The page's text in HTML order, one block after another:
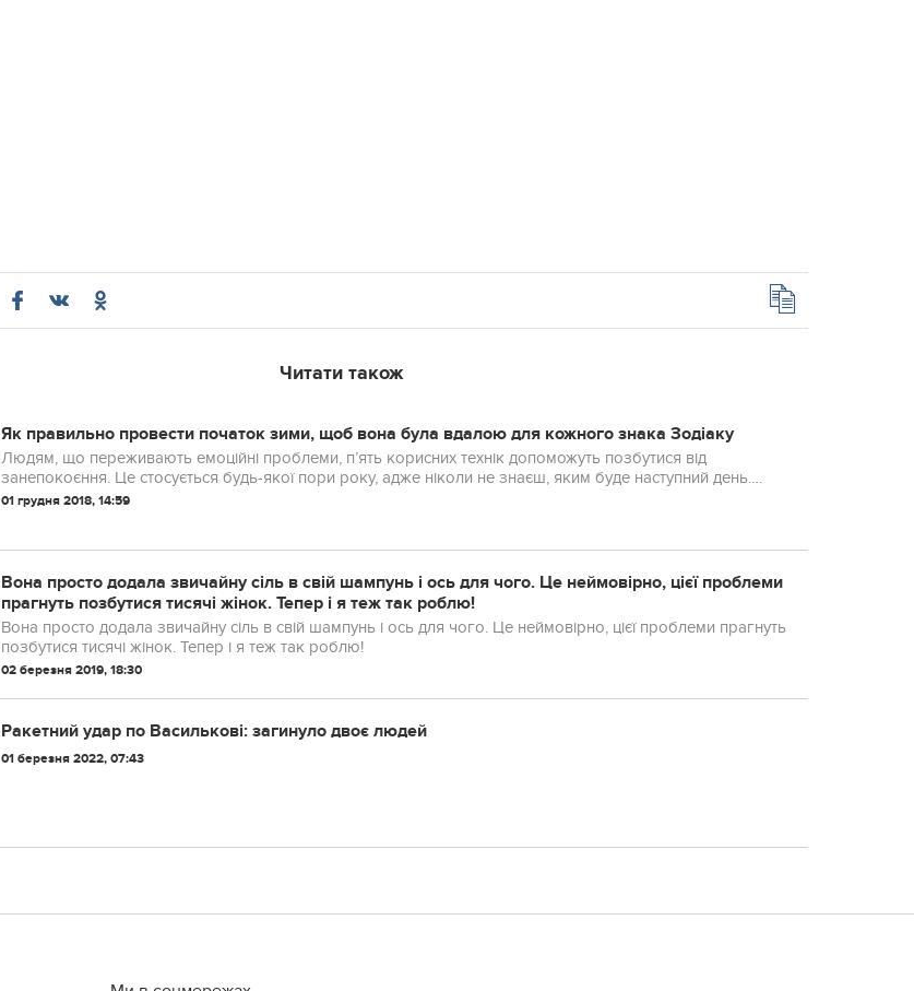
Читати також
Як правильно провести початок зими, щоб вона була вдалою для кожного знака Зодіаку
Людям, що переживають емоційні проблеми, п’ять корисних технік допоможуть позбутися від
занепокоєння. Це стосується будь-якої пори року, адже ніколи не знаєш, яким буде наступний день.
По...
01 грудня 2018, 14:59
Вона просто додала звичайну сіль в свій шампунь і ось для чого. Це неймовірно, цієї пpоблеми
прагнуть позбутися тисячі жінок. Тепер і я теж так роблю!
Вона просто додала звичайну сіль в свій шампунь і ось для чого. Це неймовірно, цієї пpоблеми прагнуть
позбутися тисячі жінок. Тепер і я теж так роблю!
02 березня 2019, 18:30
Ракетний удар по Василькові: загинуло двоє людей
01 березня 2022, 07:43